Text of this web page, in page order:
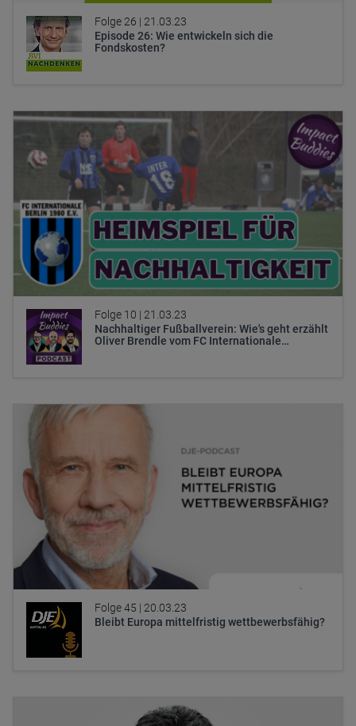
Folge 26 | 21.03.23
Episode 26: Wie entwickeln sich die
Fondskosten?
Folge 10 | 21.03.23
Nachhaltiger Fußballverein: Wie's geht erzählt
Oliver Brendle vom FC Internationale…
Folge 45 | 20.03.23
Bleibt Europa mittelfristig wettbewerbsfähig?